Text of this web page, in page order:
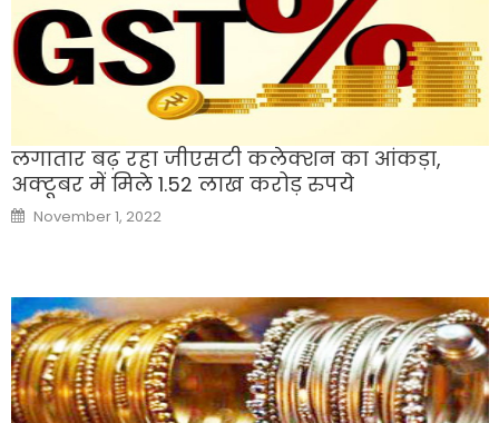
लगातार बढ़ रहा जीएसटी कलेक्शन का आंकड़ा,
अक्टूबर में मिले 1.52 लाख करोड़ रुपये
Posted
on
November 1, 2022